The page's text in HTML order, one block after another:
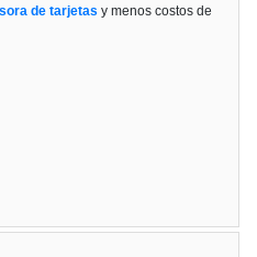
de tarjetas y menos costos de